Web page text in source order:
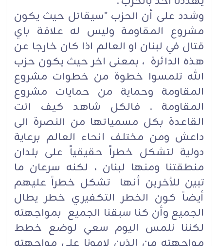
وشدد على أن الحزب "سيقاتل حيث يكون
مشروع المقاومة وليس له علاقة باي
قتال في لبنان او العالم اذا كان خارجا عن
هذه الدائرة ، بمعنى اخر حيث يكون حزب
الله تلمسوا خطوة من خطوات مشروع
المقاومة وحماية من حمايات مشروع
المقاومة . فالكل شاهد كيف اتت
القاعدة بكل مسمياتها من النصرة الى
داعش ومن مختلف انحاء العالم برعاية
دولية لتشكل خطراً حقيقياً على بلدان
منطقتنا ومنها لبنان ، لكنه سرعان ما
تبين للأخرين أنها تشكل خطراً عليهم
أيضاً كون الخطر التكفيري خطر يطال
الجميع وأن كنا سبقنا الجميع بمواجهته
لكننا نلمس اليوم سعي لوضع خطط